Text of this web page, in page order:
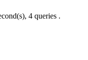
4 queries .